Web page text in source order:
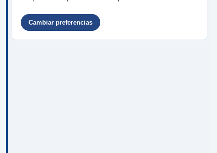
Cambiar preferencias